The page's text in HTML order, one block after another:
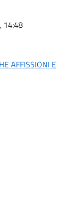
14:48
AFFISSIONI E